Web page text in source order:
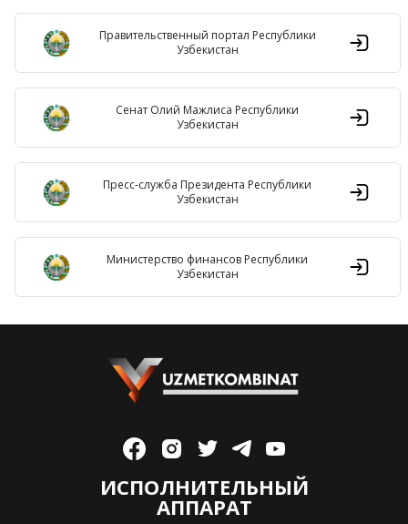
Правительственный портал Республики
Узбекистан
Сенат Олий Мажлиса Республики
Узбекистан
Пресс-служба Президента Республики
Узбекистан
Министерство финансов Республики
Узбекистан
ИСПОЛНИТЕЛЬНЫЙ
АППАРАТ